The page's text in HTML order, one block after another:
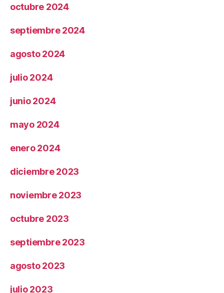
octubre 2024
septiembre 2024
agosto 2024
julio 2024
junio 2024
mayo 2024
enero 2024
diciembre 2023
noviembre 2023
octubre 2023
septiembre 2023
agosto 2023
julio 2023